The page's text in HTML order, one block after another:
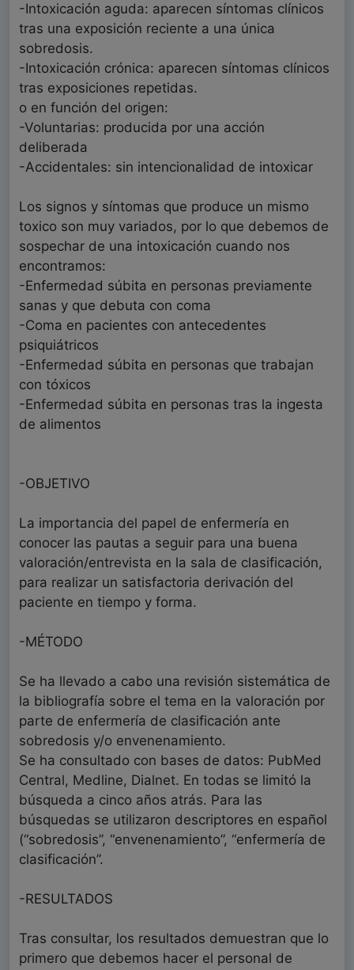
-Intoxicación aguda: aparecen síntomas clínicos
tras una exposición reciente a una única
sobredosis.
-Intoxicación crónica: aparecen síntomas clínicos
tras exposiciones repetidas.
o en función del origen:
-Voluntarias: producida por una acción
deliberada
-Accidentales: sin intencionalidad de intoxicar
Los signos y síntomas que produce un mismo
toxico son muy variados, por lo que debemos de
sospechar de una intoxicación cuando nos
encontramos:
-Enfermedad súbita en personas previamente
sanas y que debuta con coma
-Coma en pacientes con antecedentes
psiquiátricos
-Enfermedad súbita en personas que trabajan
con tóxicos
-Enfermedad súbita en personas tras la ingesta
de alimentos
-OBJETIVO
La importancia del papel de enfermería en
conocer las pautas a seguir para una buena
valoración/entrevista en la sala de clasificación,
para realizar un satisfactoria derivación del
paciente en tiempo y forma.
-MÉTODO
Se ha llevado a cabo una revisión sistemática de
la bibliografía sobre el tema en la valoración por
parte de enfermería de clasificación ante
sobredosis y/o envenenamiento.
Se ha consultado con bases de datos: PubMed
Central, Medline, Dialnet. En todas se limitó la
búsqueda a cinco años atrás. Para las
búsquedas se utilizaron descriptores en español
(“sobredosis”, “envenenamiento”, “enfermería de
clasificación”.
-RESULTADOS
Tras consultar, los resultados demuestran que lo
primero que debemos hacer el personal de